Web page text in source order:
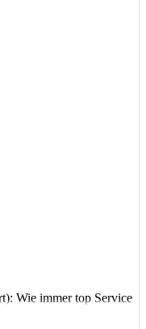
Wie immer top Service